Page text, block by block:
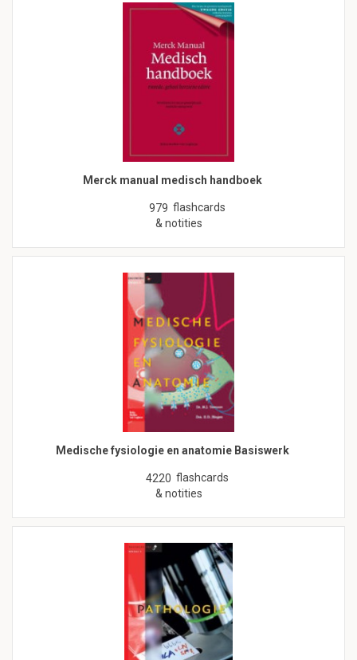
Merck manual medisch handboek
979 flashcards
& notities
Medische fysiologie en anatomie Basiswerk
4220 flashcards
& notities